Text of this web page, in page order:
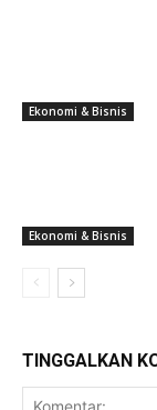
Ekonomi & Bisnis
Ekonomi & Bisnis
TINGGALKAN